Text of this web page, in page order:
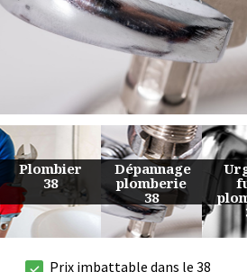
Urgence
fuite
plomberie
38
Entreprise
de
plomberie
38
Prix imbattable dans le 38